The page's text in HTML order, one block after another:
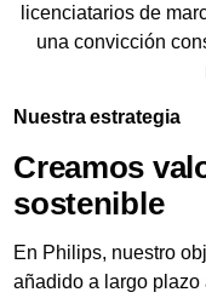
licenciatarios de
una convicción
Nuestra estrategia
Creamos
sostenible
En Philips, nuestro
añadido a largo plazo